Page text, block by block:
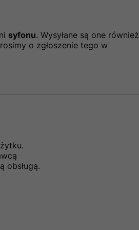
syfonu. Wysyłane są one również
o zgłoszenie tego w
obsługą.